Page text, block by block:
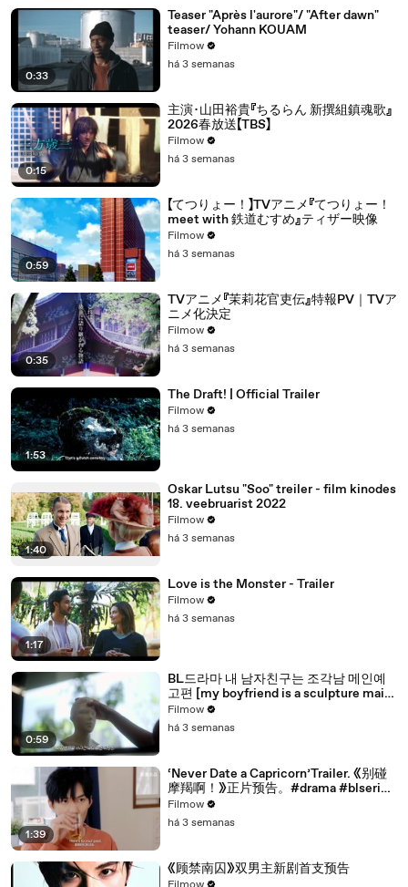
0:33
Teaser "Après l'aurore"/ "After dawn"
teaser/ Yohann KOUAM
Filmow
há 3 semanas
0:15
主演･山田裕貴『ちるらん 新撰組鎮魂歌』
2026春放送【TBS】
Filmow
há 3 semanas
0:59
【てつりょー！】TVアニメ『てつりょー！
meet with 鉄道むすめ』ティザー映像
Filmow
há 3 semanas
0:35
TVアニメ『茉莉花官吏伝』特報PV｜TVア
ニメ化決定
Filmow
há 3 semanas
1:53
The Draft! | Official Trailer
Filmow
há 3 semanas
1:40
Oskar Lutsu "Soo" treiler - film kinodes
18. veebruarist 2022
Filmow
há 3 semanas
1:17
Love is the Monster - Trailer
Filmow
há 3 semanas
0:59
BL드라마 내 남자친구는 조각남 메인예
고편 [my boyfriend is a sculpture main
trailer]
Filmow
há 3 semanas
1:39
‘Never Date a Capricorn’Trailer. 《别碰
摩羯啊！》正片预告。#drama #blseries
#bl
Filmow
há 3 semanas
《顾禁南囚》双男主新剧首支预告